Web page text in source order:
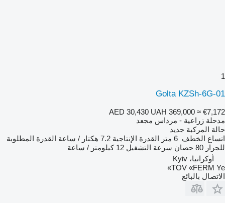
1
Golta KZSh-6G-01
AED 30,430 UAH 369,000 ≈ €7,172
مدحلة زراعية - مرداس مجعد
حالة المركبة جديد
اتساع الخطف 6 متر القدرة الإنتاجية 7.2 هكتار / ساعة
القدرة المطلوبة
للجرار 80 حصان سرعة التشغيل 12 كيلومتر / ساعة
أوكرانيا، Kyiv
TOV «FERM Ye»
الاتصال بالبائع